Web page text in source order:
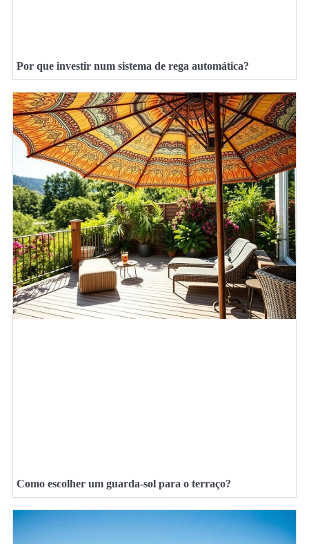
Por que investir num sistema de rega automática?
Como escolher um guarda-sol para o terraço?